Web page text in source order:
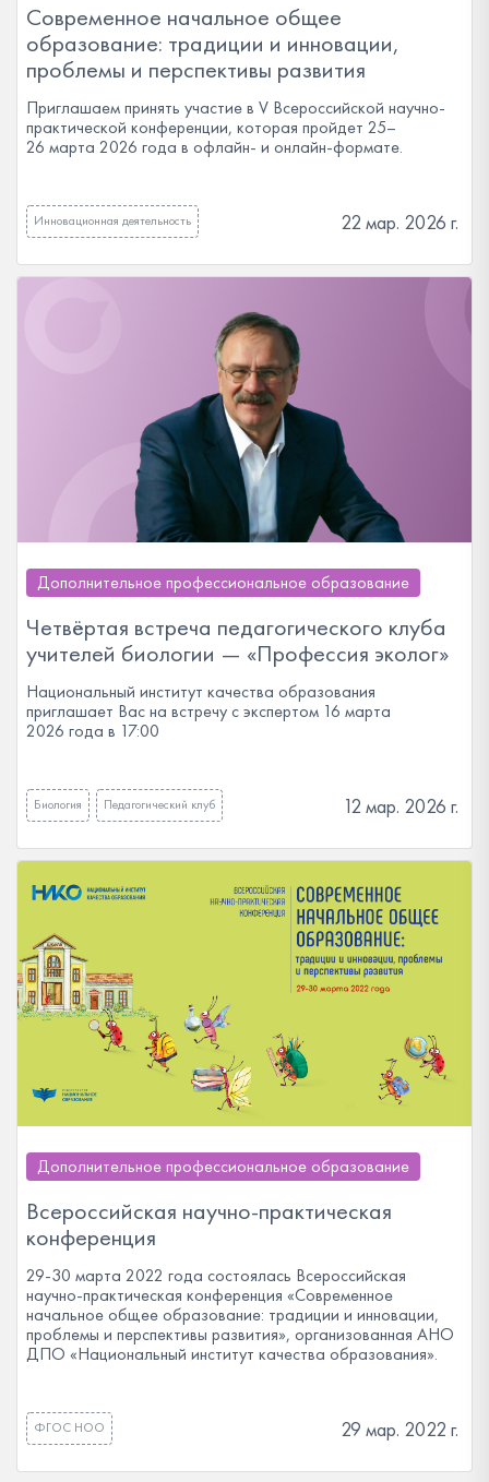
Современное начальное общее
образование: традиции и инновации,
проблемы и перспективы развития
Приглашаем принять участие в V Всероссийской научно-
практической конференции, которая пройдет 25–
26 марта 2026 года в офлайн- и онлайн-формате.
Инновационная деятельность 22 мар. 2026 г.
Дополнительное профессиональное образование
Четвёртая встреча педагогического клуба
учителей биологии — «Профессия эколог»
Национальный институт качества образования
приглашает Вас на встречу с экспертом 16 марта
2026 года в 17:00
Биология Педагогический клуб 12 мар. 2026 г.
Дополнительное профессиональное образование
Всероссийская научно-практическая
конференция
29-30 марта 2022 года состоялась Всероссийская
научно-практическая конференция «Современное
начальное общее образование: традиции и инновации,
проблемы и перспективы развития», организованная АНО
ДПО «Национальный институт качества образования».
ФГОС НОО 29 мар. 2022 г.